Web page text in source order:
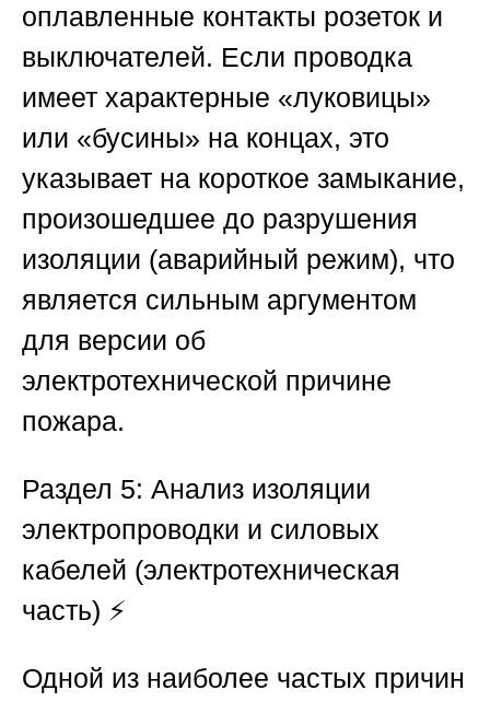
оплавленные контакты розеток и
выключателей. Если проводка
имеет характерные «луковицы»
или «бусины» на концах, это
указывает на короткое замыкание,
произошедшее до разрушения
изоляции (аварийный режим), что
является сильным аргументом
для версии об
электротехнической причине
пожара.
Раздел 5: Анализ изоляции
электропроводки и силовых
кабелей (электротехническая
часть) ⚡
Одной из наиболее частых причин